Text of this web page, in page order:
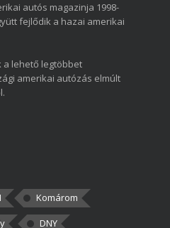
autós magazinja 1998-
fejlődik a hazai amerikai
a lehető legtöbbet
amerikai autózás elmúlt
Komárom
DNY